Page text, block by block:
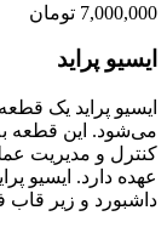
7,000,000 تومان
ایسیو پراید
ایسیو پراید یک
می‌شود. این قطعه
کنترل و مدیریت
عهده دارد. ایسیو
داشبورد و زیر قاب